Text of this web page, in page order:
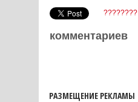
????????
комментариев
РАЗМЕЩЕНИЕ РЕКЛАМЫ